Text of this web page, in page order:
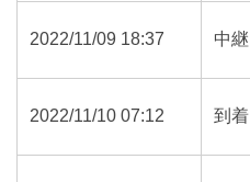
2022/11/09 18:37 中継
2022/11/10 07:12 到着